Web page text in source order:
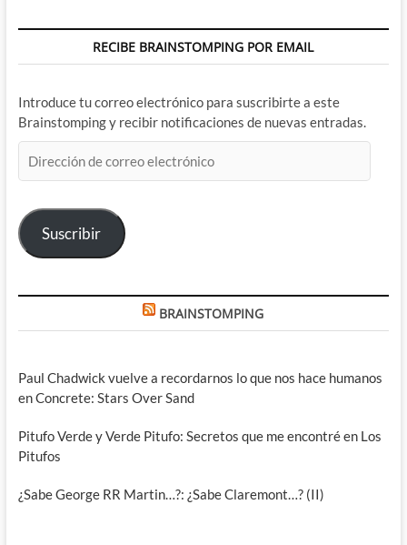
RECIBE BRAINSTOMPING POR EMAIL
Introduce tu correo electrónico para suscribirte a este
Brainstomping y recibir notificaciones de nuevas entradas.
de
electrónico
Suscribir
BRAINSTOMPING
Paul Chadwick vuelve a recordarnos lo que nos hace humanos
en Concrete: Stars Over Sand
Pitufo Verde y Verde Pitufo: Secretos que me encontré en Los
Pitufos
¿Sabe George RR Martin…?: ¿Sabe Claremont…? (II)